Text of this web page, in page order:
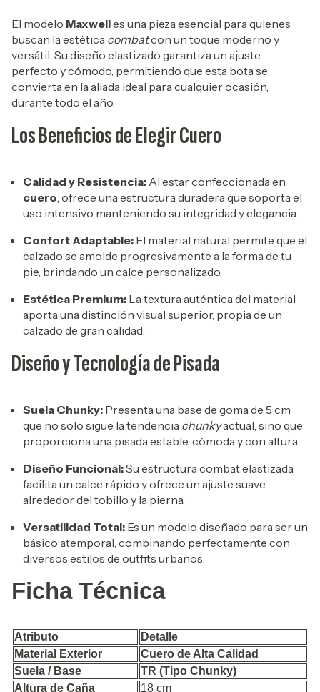
El modelo Maxwelles una pieza esencial para quienes
buscan la estética combatcon un toque moderno y
versátil. Su diseño elastizado garantiza un ajuste
perfecto y cómodo, permitiendo que esta bota se
convierta en la aliada ideal para cualquier ocasión,
durante todo el año.
Los Beneficios de Elegir Cuero
Calidad y Resistencia: Al estar confeccionada en
cuero, ofrece una estructura duradera que soporta el
uso intensivo manteniendo su integridad y elegancia.
Confort Adaptable: El material natural permite que el
calzado se amolde progresivamente a la forma de tu
pie, brindando un calce personalizado.
Estética Premium: La textura auténtica del material
aporta una distinción visual superior, propia de un
calzado de gran calidad.
Diseño y Tecnología de Pisada
Suela Chunky: Presenta una base de goma de 5 cm
que no solo sigue la tendencia chunkyactual, sino que
proporciona una pisada estable, cómoda y con altura.
Diseño Funcional:Su estructura combat elastizada
facilita un calce rápido y ofrece un ajuste suave
alrededor del tobillo y la pierna.
Versatilidad Total: Es un modelo diseñado para ser un
básico atemporal, combinando perfectamente con
diversos estilos de outfits urbanos.
Ficha Técnica
Atributo
Detalle
Material Exterior
Cuero de Alta Calidad
Suela / Base
TR (Tipo Chunky)
Altura de Caña
18 cm